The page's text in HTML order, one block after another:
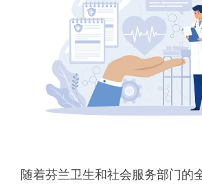
随着芬兰卫生和社会服务部门的